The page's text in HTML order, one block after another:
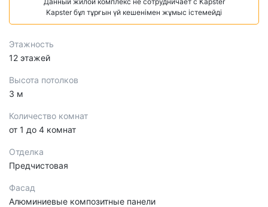
Kapster бұл тұрғын үй кешенімен жұмыс істемейді
Этажность
12 этажей
Высота потолков
3 м
Количество комнат
от 1 до 4 комнат
Отделка
Предчистовая
Фасад
Алюминиевые композитные панели